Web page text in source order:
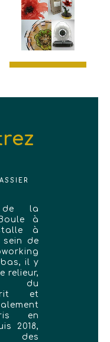
de la
à
à
sein de
il y
relieur,
du
et
en
2018,
des